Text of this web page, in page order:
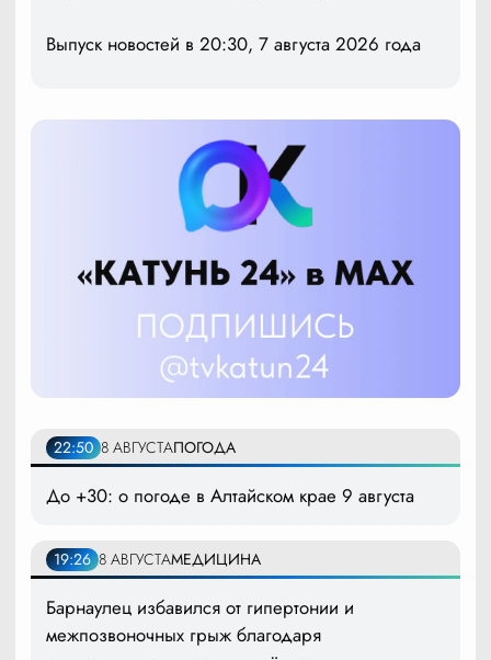
Выпуск новостей в 20:30, 7 августа 2026 года
22:50 8 АВГУСТАПОГОДА
До +30: о погоде в Алтайском крае 9 августа
19:26 8 АВГУСТАМЕДИЦИНА
Барнаулец избавился от гипертонии и
межпозвоночных грыж благодаря